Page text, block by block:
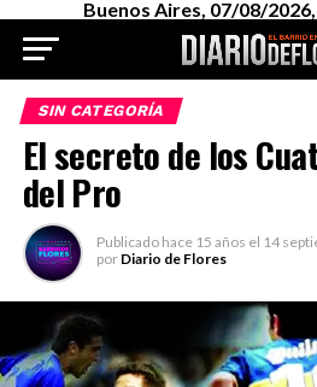
Buenos Aires, 07/08/
SIN CATEGORÍA
El secreto de los
del Pro
Publicado hace 15 años el 14
por Diario de Flores